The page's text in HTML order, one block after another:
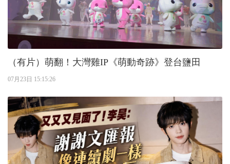
（有片）萌翻！大灣雞IP《萌動奇跡》登台鹽田
07月23日 15:15:26